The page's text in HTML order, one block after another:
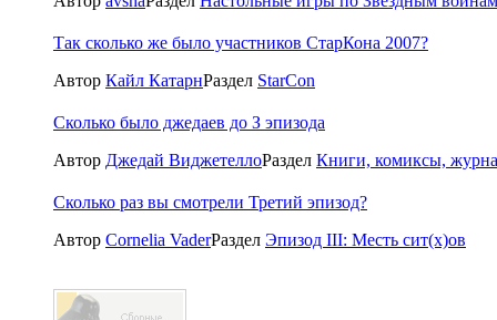
Так сколько же было участников СтарКона 2007?
Автор Кайл КатарнРаздел StarCon
Сколько было джедаев до З эпизода
Автор Джедай ВиджетеллоРаздел Книги, комиксы,
Сколько раз вы смотрели Третий эпизод?
Автор Cornelia VaderРаздел Эпизод III: Месть сит(x)ов